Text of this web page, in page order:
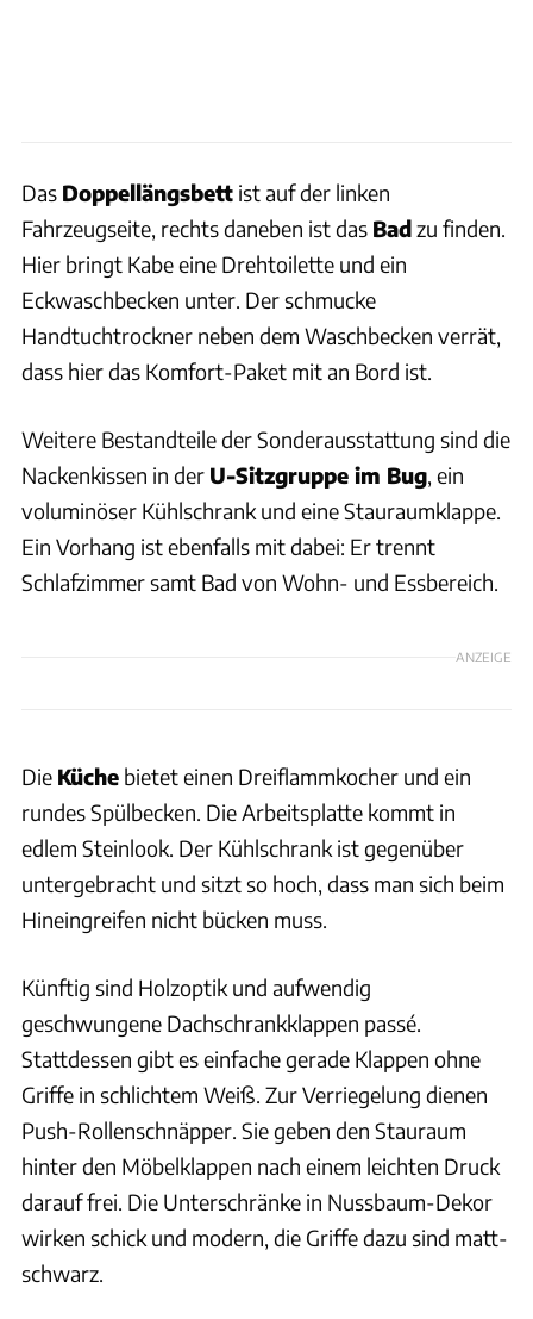
Das Doppellängsbett ist auf der linken
Fahrzeugseite, rechts daneben ist das Badzu finden.
Hier bringt Kabe eine Drehtoilette und ein
Eckwaschbecken unter. Der schmucke
Handtuchtrockner neben dem Waschbecken verrät,
dass hier das Komfort-Paket mit an Bord ist.
Weitere Bestandteile der Sonderausstattung sind die
Nackenkissen in der U-Sitzgruppe im Bug, ein
voluminöser Kühlschrank und eine Stauraumklappe.
Ein Vorhang ist ebenfalls mit dabei: Er trennt
Schlafzimmer samt Bad von Wohn- und Essbereich.
ANZEIGE
Die Küche bietet einen Dreiflammkocher und ein
rundes Spülbecken. Die Arbeitsplatte kommt in
edlem Steinlook. Der Kühlschrank ist gegenüber
untergebracht und sitzt so hoch, dass man sich beim
Hineingreifen nicht bücken muss.
Künftig sind Holzoptik und aufwendig
geschwungene Dachschrankklappen passé.
Stattdessen gibt es einfache gerade Klappen ohne
Griffe in schlichtem Weiß. Zur Verriegelung dienen
Push-Rollenschnäpper. Sie geben den Stauraum
hinter den Möbelklappen nach einem leichten Druck
darauf frei. Die Unterschränke in Nussbaum-Dekor
wirken schick und modern, die Griffe dazu sind matt-
schwarz.